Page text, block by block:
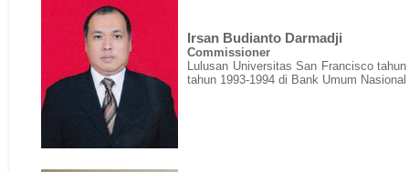
Irsan Budianto Darmadji
Commissioner
Lulusan Universitas San Francisco
tahun 1993-1994 di Bank Umum